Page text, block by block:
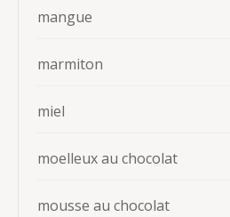
mangue
marmiton
miel
moelleux au chocolat
mousse au chocolat